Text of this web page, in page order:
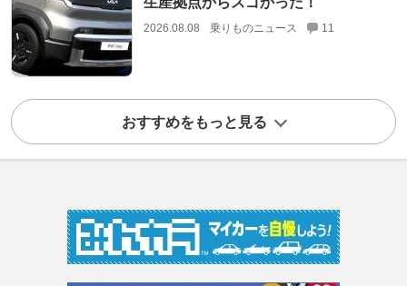
2026.08.08 乗りものニュース 11
おすすめをもっと見る